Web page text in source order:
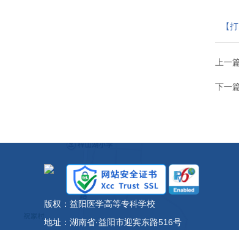
【
上一
下一
版权：益阳医学高等专科学校
地址：湖南省·益阳市迎宾东路516号